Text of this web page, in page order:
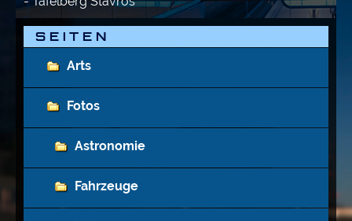
S E I T E N
Arts
Fotos
Astronomie
Fahrzeuge